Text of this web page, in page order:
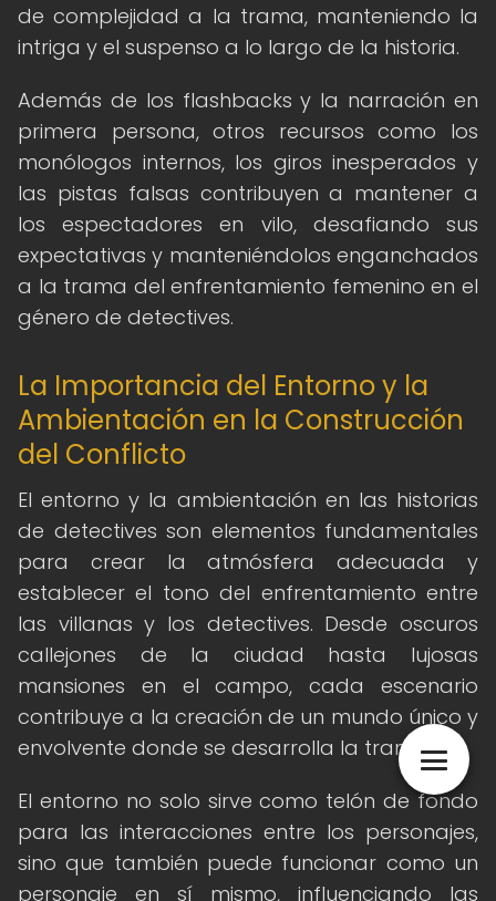
de complejidad a la trama, manteniendo la
intriga y el suspenso a lo largo de la historia.
Además de los flashbacks y la narración en
primera persona, otros recursos como los
monólogos internos, los giros inesperados y
las pistas falsas contribuyen a mantener a
los espectadores en vilo, desafiando sus
expectativas y manteniéndolos enganchados
a la trama del enfrentamiento femenino en el
género de detectives.
La Importancia del Entorno y la
Ambientación en la Construcción
del Conflicto
El entorno y la ambientación en las historias
de detectives son elementos fundamentales
para crear la atmósfera adecuada y
establecer el tono del enfrentamiento entre
las villanas y los detectives. Desde oscuros
callejones de la ciudad hasta lujosas
mansiones en el campo, cada escenario
contribuye a la creación de un mundo único y
envolvente donde se desarrolla la trama.
El entorno no solo sirve como telón de fondo
para las interacciones entre los personajes,
sino que también puede funcionar como un
personaje en sí mismo, influenciando las